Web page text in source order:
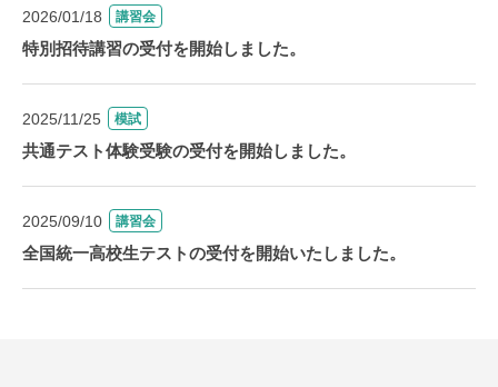
2026/01/18 講習会
特別招待講習の受付を開始しました。
2025/11/25 模試
共通テスト体験受験の受付を開始しました。
2025/09/10 講習会
全国統一高校生テストの受付を開始いたしました。